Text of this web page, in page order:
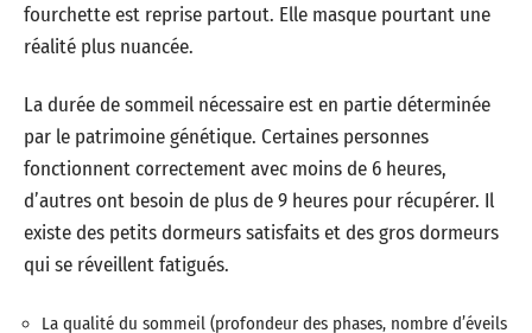
fourchette est reprise partout. Elle masque pourtant une
réalité plus nuancée.
La durée de sommeil nécessaire est en partie déterminée
par le patrimoine génétique. Certaines personnes
fonctionnent correctement avec moins de 6 heures,
d’autres ont besoin de plus de 9 heures pour récupérer. Il
existe des petits dormeurs satisfaits et des gros dormeurs
qui se réveillent fatigués.
La qualité du sommeil (profondeur des phases, nombre d’éveils